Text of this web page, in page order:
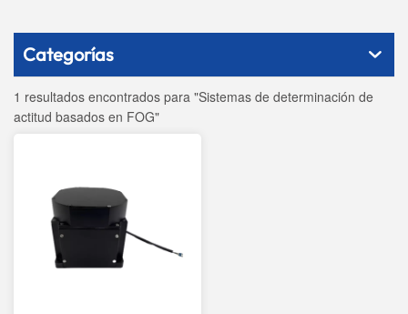
Categorías
1 resultados encontrados para "Sistemas de determinación de
actitud basados ​​en FOG"